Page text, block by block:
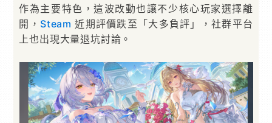
作為主要特色，這波改動也讓不少核心玩家選擇離
開， Steam 近期評價跌至「大多負評」，社群平台
上也出現大量退坑討論。